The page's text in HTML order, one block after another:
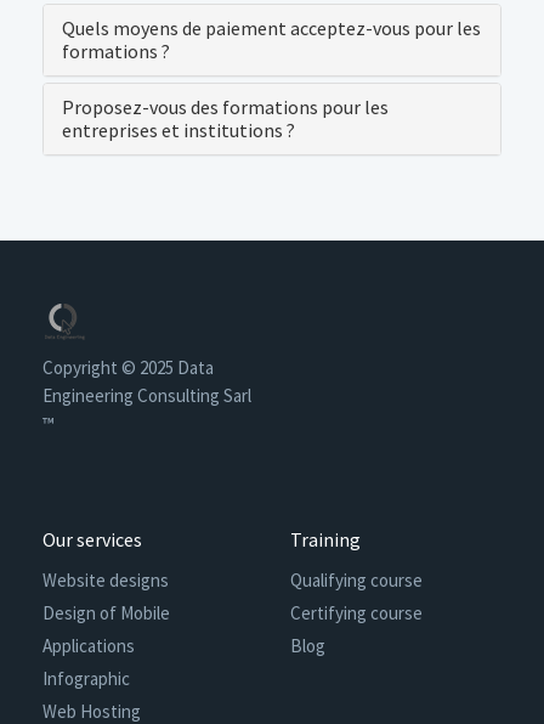
Quels moyens de paiement acceptez-vous pour les
formations ?
Proposez-vous des formations pour les
entreprises et institutions ?
Copyright © 2025 Data
Engineering Consulting Sarl
™
Our services
Website designs
Design of Mobile
Applications
Infographic
Web Hosting
Training
Qualifying course
Certifying course
Blog